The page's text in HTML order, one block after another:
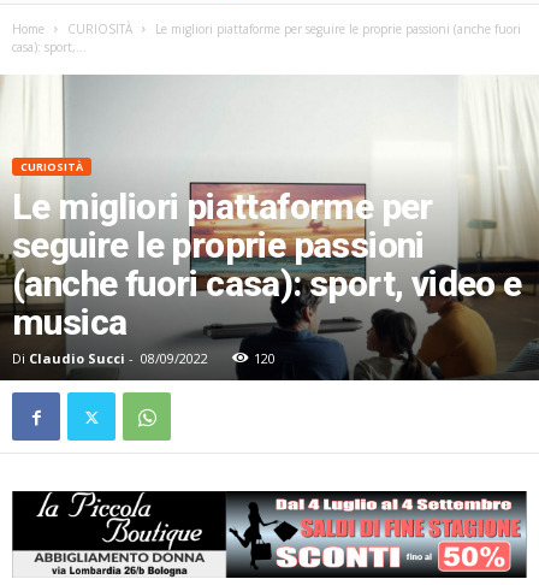
Home CURIOSITÀ
Le migliori piattaforme per seguire le proprie passioni (anche fuori
casa): sport,...
CURIOSITÀ
Le migliori piattaforme per
seguire le proprie passioni
(anche fuori casa): sport, video e
musica
Di Claudio Succi - 08/09/2022 120